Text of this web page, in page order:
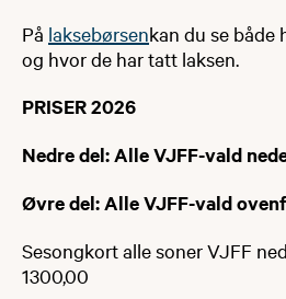
På laksebørsenkan du se både
og hvor de har tatt laksen.​
PRISER 2026
Nedre del: Alle VJFF-vald
Øvre del: Alle VJFF-vald
Sesongkort alle soner VJFF
1300,00